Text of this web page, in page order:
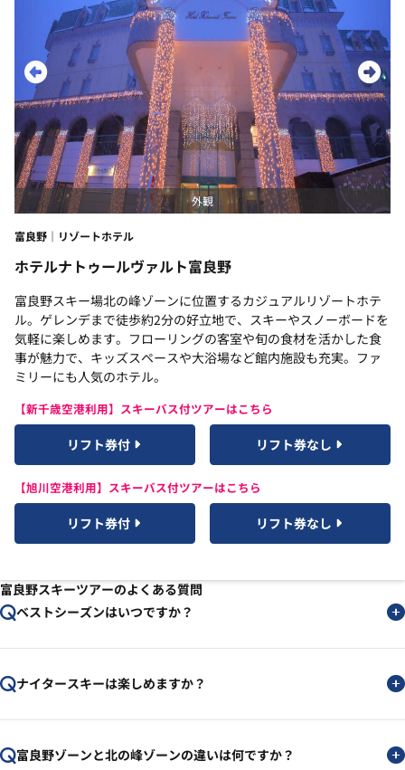
外観
富良野｜リゾートホテル
ホテルナトゥールヴァルト富良野
富良野スキー場北の峰ゾーンに位置するカジュアルリゾートホテ
ル。ゲレンデまで徒歩約2分の好立地で、スキーやスノーボードを
気軽に楽しめます。フローリングの客室や旬の食材を活かした食
事が魅力で、キッズスペースや大浴場など館内施設も充実。ファ
ミリーにも人気のホテル。
【新千歳空港利用】スキーバス付ツアーはこちら
リフト券付 リフト券なし
【旭川空港利用】スキーバス付ツアーはこちら
リフト券付 リフト券なし
富良野スキーツアーのよくある質問
ベストシーズンはいつですか？
ナイタースキーは楽しめますか？
富良野ゾーンと北の峰ゾーンの違いは何ですか？